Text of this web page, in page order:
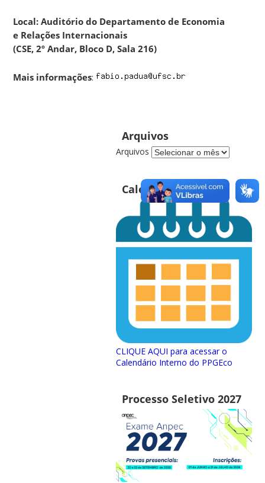
Local: Auditório do Departamento de Economia
e Relações Internacionais
(CSE, 2º Andar, Bloco D, Sala 216)
Mais informações:
Arquivos
Arquivos
Calendário PPGEco
CLIQUE AQUI para acessar o
Calendário Interno do PPGEco
Processo Seletivo 2027